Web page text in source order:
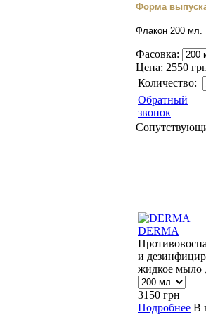
Форма
Флакон 200 мл.
Фасовка:
Цена: 2550
Количество:
Обратный
звонок
DERMA
и
жидкое мыло
3150 грн
Подробнее В